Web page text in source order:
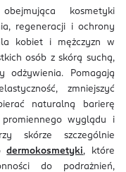
kosmetyki
regeneracji i ochrony
kobiet i mężczyzn w
osób z skórą suchą,
odżywienia. Pomagają
zmniejszyć
naturalną barierę
wyglądu i
skórze szczególnie
dermokosmetyki, które
do podrażnień,